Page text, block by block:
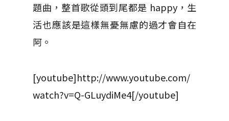
題曲，整首歌從頭到尾都是 happy，生
活也應該是這樣無憂無慮的過才會自在
阿。
[youtube]http://www.youtube.com/
watch?v=Q-GLuydiMe4[/youtube]